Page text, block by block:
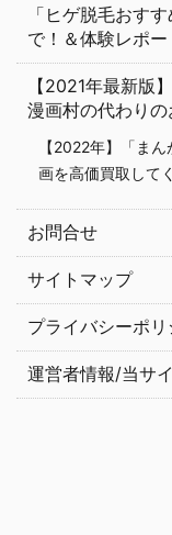
「ヒゲ脱毛おす
で！＆体験レポ
【2021年最新版
漫画村の代わりの
【2022年】「ま
画を高価買取して
お問合せ
サイトマップ
プライバシーポリ
運営者情報/当サ